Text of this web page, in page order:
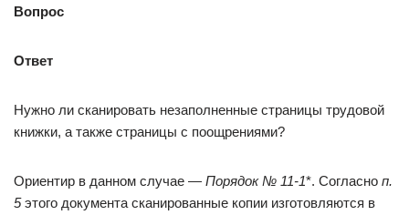
Вопрос
Ответ
Нужно ли сканировать незаполненные страницы трудовой
книжки, а также страницы с поощрениями?
Ориентир в данном случае — Порядок № 11-1*. Согласно п.
5этого документа сканированные копии изготовляются в